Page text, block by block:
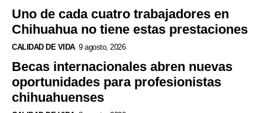
Uno de cada cuatro trabajadores en
Chihuahua no tiene estas prestaciones
CALIDAD DE VIDA 9 agosto, 2026
Becas internacionales abren nuevas
oportunidades para profesionistas
chihuahuenses